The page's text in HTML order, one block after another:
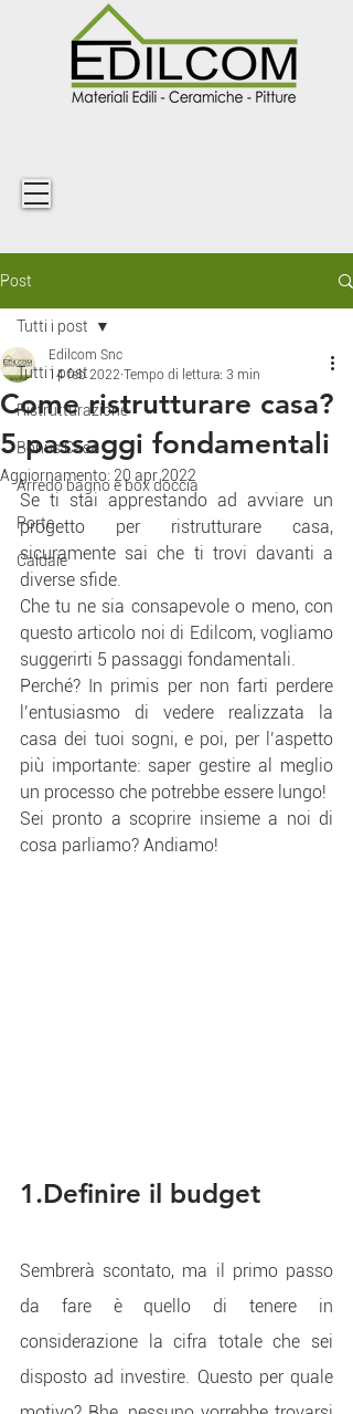
Post
Tutti i post
Ristrutturazione
Bonus Casa
Arredo bagno e box doccia
Porte
Caldaie
Tutti i post
Come ristrutturare casa?
5 passaggi fondamentali
Edilcom Snc
14 feb 2022 Tempo di lettura: 3 min
Aggiornamento: 20 apr 2022
Se ti stai apprestando ad avviare un
progetto per ristrutturare casa,
sicuramente sai che ti trovi davanti a
diverse sfide.
Che tu ne sia consapevole o meno, con
questo articolo noi di Edilcom, vogliamo
suggerirti 5 passaggi fondamentali.
Perché? In primis per non farti perdere
l’entusiasmo di vedere realizzata la
casa dei tuoi sogni, e poi, per l’aspetto
più importante: saper gestire al meglio
un processo che potrebbe essere lungo!
Sei pronto a scoprire insieme a noi di
cosa parliamo? Andiamo!
1.Definire il budget
Sembrerà scontato, ma il primo passo
da fare è quello di tenere in
considerazione la cifra totale che sei
disposto ad investire. Questo per quale